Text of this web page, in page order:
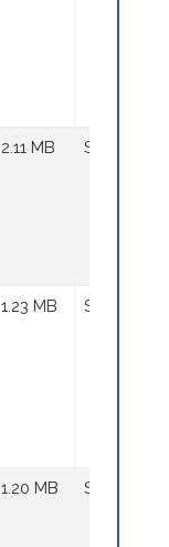
2.11 MB Sandra
1.23 MB Sandra
1.20 MB Sandra